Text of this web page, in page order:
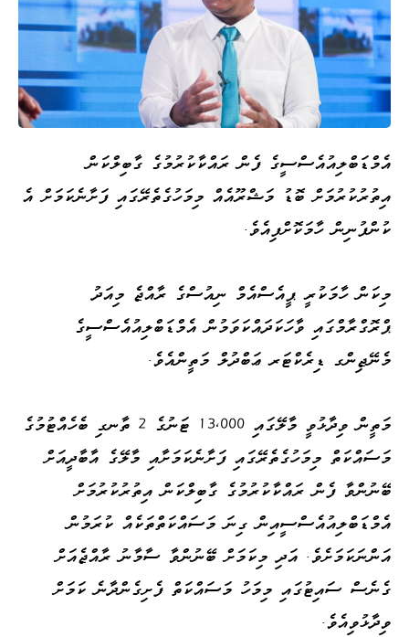
އެމްޑަބްލިއުއެސްސީގެ ފެން ރައްކާކުރުމުގެ ގާބިލްކަން
އިތުރުކުރުމަށް ބޮޑު މަޝްރޫއެއް މިމަހުގެތެރޭގައި ފަށާނެކަމަށް އެ
ކުންފުނިން ހާމަކޮށްފިއެވެ.
މިކަން ހާމަކުރީ ޕީއެސްއެމް ނިއުސްގެ ރާއްޖެ މިއަދު
ޕްރޮގްރާމްގައި ވާހަކަދައްކަވަމުން އެމްޑަބްލިއުއެސްސީގެ
މެނޭޖިންގ ޑިރެކްޓަރ ޢަބްދުލް މަތީންއެވެ.
މަތީން ވިދާޅުވީ މާލޭގައި 13،000 ޓަނުގެ 2 ތާނގި ބެހެއްޓުމުގެ
މަސައްކަތް މިމަހުގެތެރޭގައި ފަށާނެކަމަށާއި މާލޭގެ އާބާދީއަށް
ބޭނުންވާ ފެން ރައްކާކުރުމުގެ ގާބިލްކަން އިތުރުކުރުމަށް
އެމްޑަބްލިއުއެސްސީއިން ގިނަ މަސައްކަތްތަކެއް ކުރަމުން
އަންނަކަމަށެވެ. އަދި މިކަމަށް ބޭނުންވާ ސާމާނު ރާއްޖެއަށް
ގެނެސް ސައިޓުގައި މިމަހު މަސައްކަތް ފެށިގެންދާނެ ކަމަށް
ވިދާޅުވިއެވެ.